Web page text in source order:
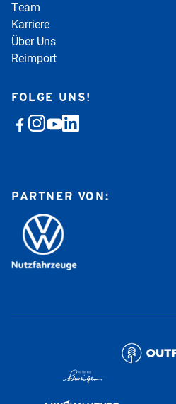
Team
Karriere
Über Uns
Reimport
FOLGE UNS!
PARTNER VON: